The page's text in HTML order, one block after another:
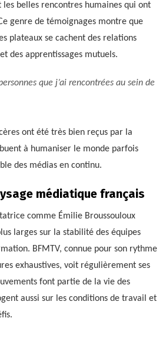
belles rencontres humaines qui ont
genre de témoignages montre que
plateaux se cachent des relations
des apprentissages mutuels.
que j’ai rencontrées au sein de
ont été très bien reçus par la
à humaniser le monde parfois
des médias en continu.
médiatique français
comme Émilie Broussouloux
larges sur la stabilité des équipes
BFMTV, connue pour son rythme
exhaustives, voit régulièrement ses
font partie de la vie des
aussi sur les conditions de travail et